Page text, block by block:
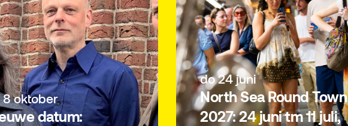
8 oktober
datum:
do 24 juni
North Sea Round Town
2027: 24 juni tm 11 juli,